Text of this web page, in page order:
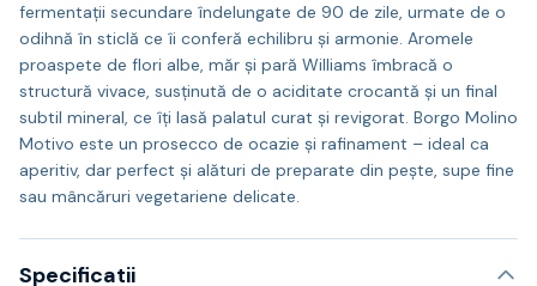
fermentații secundare îndelungate de 90 de zile, urmate de o
odihnă în sticlă ce îi conferă echilibru și armonie. Aromele
proaspete de flori albe, măr și pară Williams îmbracă o
structură vivace, susținută de o aciditate crocantă și un final
subtil mineral, ce îți lasă palatul curat și revigorat. Borgo Molino
Motivo este un prosecco de ocazie și rafinament – ideal ca
aperitiv, dar perfect și alături de preparate din pește, supe fine
sau mâncăruri vegetariene delicate.
Specificatii